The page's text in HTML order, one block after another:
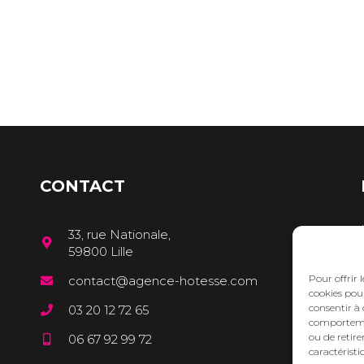
Pour offrir
cookies
consentir à
ou de
CONTACT
33, rue Nationale,
59800 Lille
contact@agence-hotesse.com
03 20 12 72 65
06 67 92 99 72